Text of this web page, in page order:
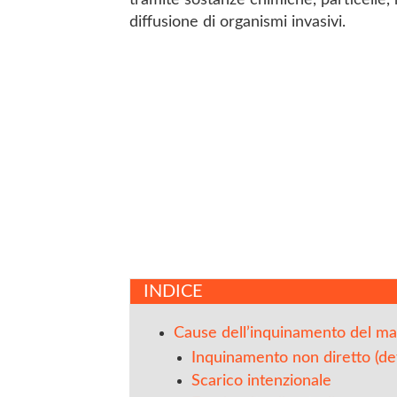
diffusione di organismi invasivi.
INDICE
Cause dell’inquinamento del
Inquinamento non diretto
Scarico intenzionale